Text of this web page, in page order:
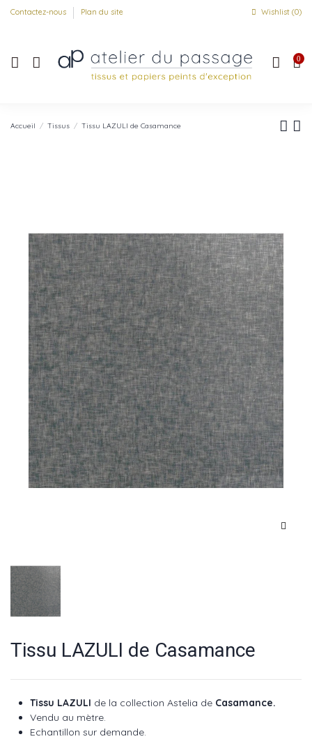
Contactez-nous Plan du site Wishlist (0)
0
Accueil Tissus Tissu LAZULI de Casamance
Tissu LAZULI de Casamance
Tissu LAZULI de la collection Astelia de Casamance.
Vendu au mètre.
Echantillon sur demande.